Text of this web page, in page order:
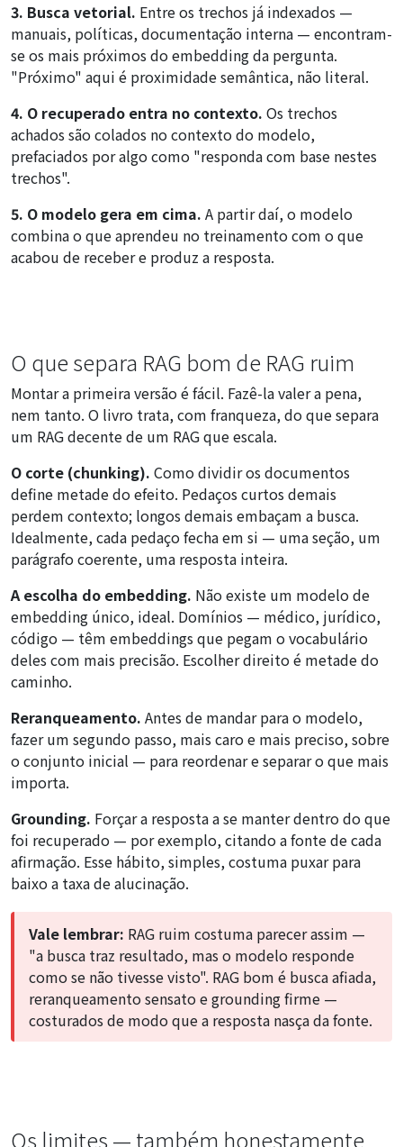
3. Busca vetorial. Entre os trechos já indexados —
manuais, políticas, documentação interna — encontram-
se os mais próximos do embedding da pergunta.
"Próximo" aqui é proximidade semântica, não literal.
4. O recuperado entra no contexto. Os trechos
achados são colados no contexto do modelo,
prefaciados por algo como "responda com base nestes
trechos".
5. O modelo gera em cima. A partir daí, o modelo
combina o que aprendeu no treinamento com o que
acabou de receber e produz a resposta.
O que separa RAG bom de RAG ruim
Montar a primeira versão é fácil. Fazê-la valer a pena,
nem tanto. O livro trata, com franqueza, do que separa
um RAG decente de um RAG que escala.
O corte (chunking). Como dividir os documentos
define metade do efeito. Pedaços curtos demais
perdem contexto; longos demais embaçam a busca.
Idealmente, cada pedaço fecha em si — uma seção, um
parágrafo coerente, uma resposta inteira.
A escolha do embedding. Não existe um modelo de
embedding único, ideal. Domínios — médico, jurídico,
código — têm embeddings que pegam o vocabulário
deles com mais precisão. Escolher direito é metade do
caminho.
Reranqueamento. Antes de mandar para o modelo,
fazer um segundo passo, mais caro e mais preciso, sobre
o conjunto inicial — para reordenar e separar o que mais
importa.
Grounding. Forçar a resposta a se manter dentro do que
foi recuperado — por exemplo, citando a fonte de cada
afirmação. Esse hábito, simples, costuma puxar para
baixo a taxa de alucinação.
Vale lembrar: RAG ruim costuma parecer assim —
"a busca traz resultado, mas o modelo responde
como se não tivesse visto". RAG bom é busca afiada,
reranqueamento sensato e grounding firme —
costurados de modo que a resposta nasça da fonte.
Os limites — também honestamente